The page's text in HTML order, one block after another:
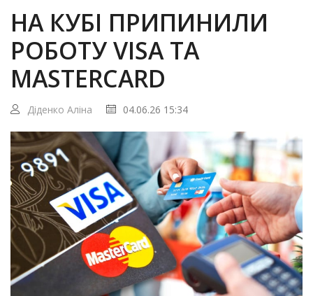
НА КУБІ ПРИПИНИЛИ
РОБОТУ VISA ТА
MASTERCARD
Діденко Аліна 04.06.26 15:34